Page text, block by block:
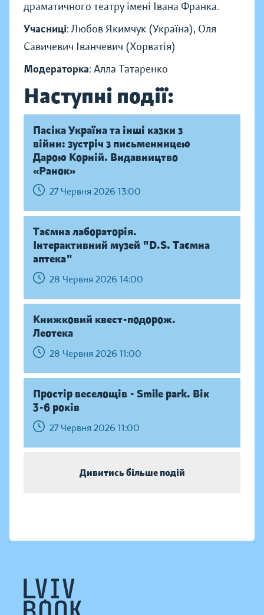
драматичного театру імені Івана Франка.
Учасниці: Любов Якимчук (Україна), Оля
Савичевич Іванчевич (Хорватія)
Модераторка: Алла Татаренко
Наступні події:
Пасіка Україна та інші казки з
війни: зустріч з письменницею
Дарою Корній. Видавництво
«Ранок»
27 Червня 2026 13:00
Таємна лабораторія.
Інтерактивний музей "D.S. Таємна
аптека"
28 Червня 2026 14:00
Книжковий квест-подорож.
Леотека
28 Червня 2026 11:00
Простір веселощів - Smile park. Вік
3-6 років
27 Червня 2026 11:00
Дивитись більше подій